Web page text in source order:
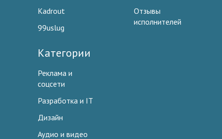
Kadrout
99uslug
Отзывы
исполнителей
Категории
Реклама и
соцсети
Разработка и IT
Дизайн
Аудио и видео